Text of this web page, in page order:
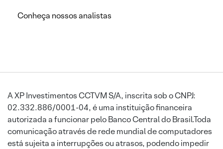
Conheça nossos analistas
A XP Investimentos CCTVM S/A, inscrita sob o CNPJ:
02.332.886/0001-04, é uma instituição financeira
autorizada a funcionar pelo Banco Central do Brasil.Toda
comunicação através de rede mundial de computadores
está sujeita a interrupções ou atrasos, podendo impedir